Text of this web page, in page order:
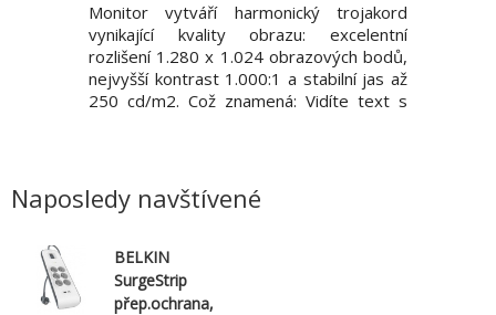
Monitor vytváří harmonický trojakord
vynikající kvality obrazu: excelentní
rozlišení 1.280 x 1.024 obrazových bodů,
nejvyšší kontrast 1.000:1 a stabilní jas až
250 cd/m2. Což znamená: Vidíte text s
kontrasty a barvy shodné pro l
Naposledy navštívené
BELKIN
SurgeStrip
přep.ochrana,